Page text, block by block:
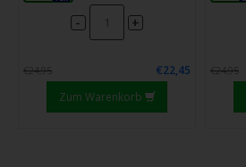
- +
€24,95
€22,45
Zum Warenkorb
€24,95